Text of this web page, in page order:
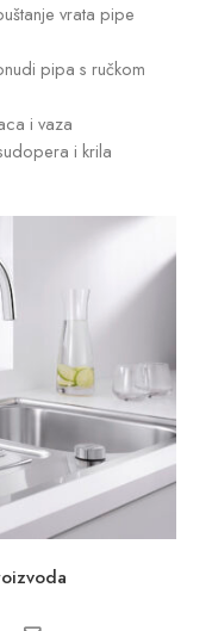
vrata pipe
pipa s ručkom
i vaza
i krila